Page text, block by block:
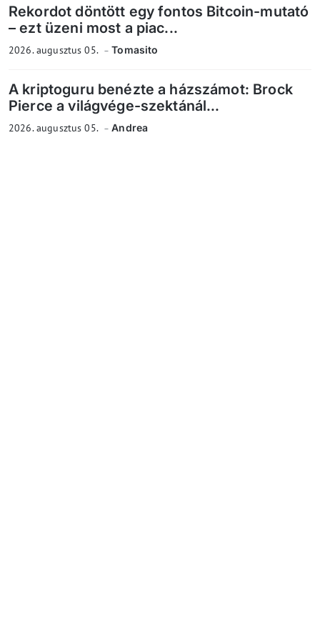
Rekordot döntött egy fontos Bitcoin-mutató
– ezt üzeni most a piac...
2026. augusztus 05. Tomasito
A kriptoguru benézte a házszámot: Brock
Pierce a világvége-szektánál...
2026. augusztus 05. Andrea